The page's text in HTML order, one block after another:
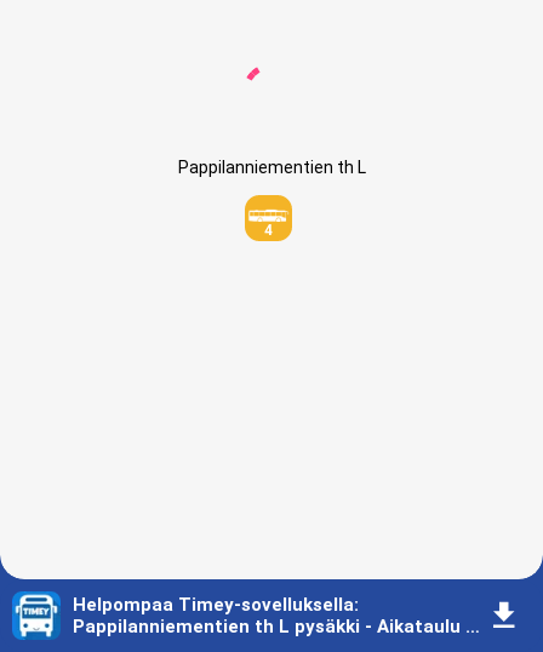
Pappilanniementien th L
4
Helpompaa Timey-sovelluksella:
Pappilanniementien th L pysäkki - Aikataulu - Kajaani
󰇚